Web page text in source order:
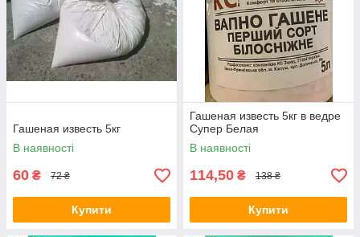
Гашеная известь 5кг
В наявності
60 ₴ 72 ₴
Купити
Гашеная известь 5кг в ведре
Супер Белая
В наявності
114,50 ₴ 138 ₴
Купити